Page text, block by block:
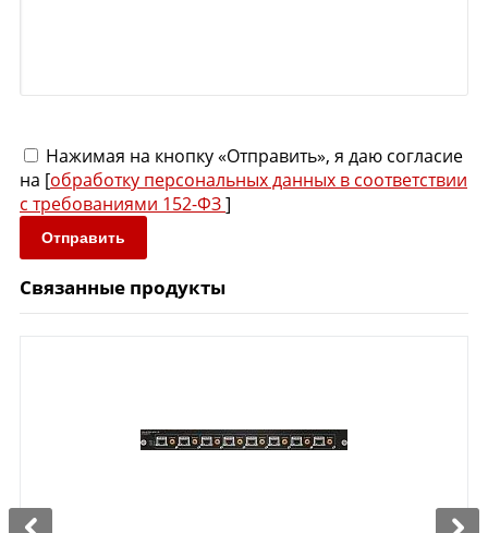
Нажимая на кнопку «Отправить», я даю согласие
на [обработку персональных данных в соответствии
с требованиями 152-ФЗ]
Отправить
Связанные продукты